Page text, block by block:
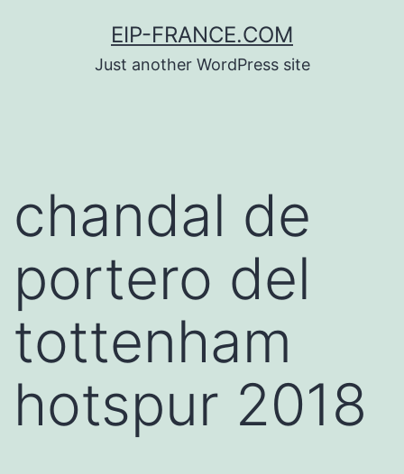
EIP-FRANCE.COM
Just another WordPress site
chandal de
portero del
tottenham
hotspur 2018